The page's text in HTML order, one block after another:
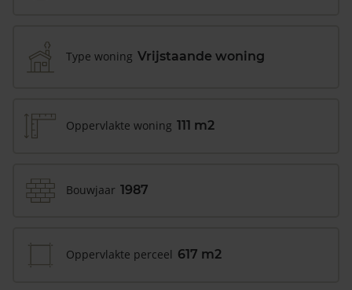
Type woning Vrijstaande woning
Oppervlakte woning 111 m2
Bouwjaar 1987
Oppervlakte perceel 617 m2